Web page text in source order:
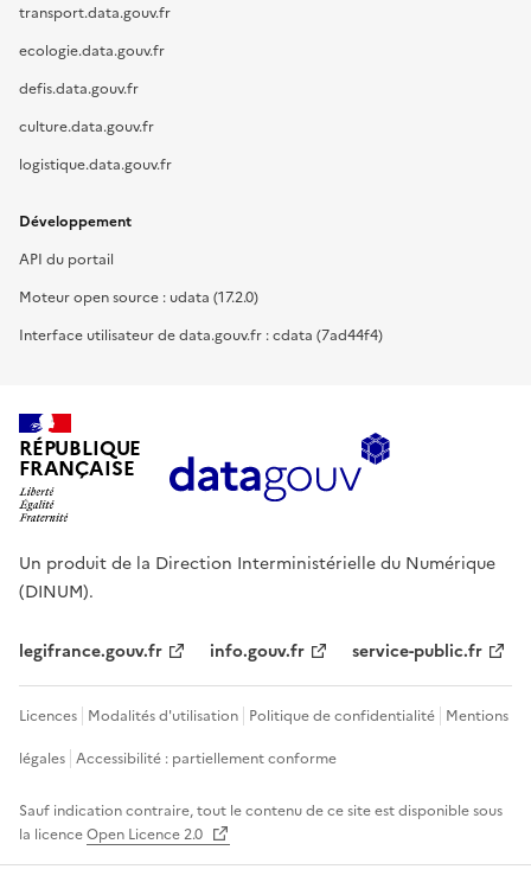
transport.data.gouv.fr
ecologie.data.gouv.fr
defis.data.gouv.fr
culture.data.gouv.fr
logistique.data.gouv.fr
Développement
API du portail
Moteur open source : udata (17.2.0)
Interface utilisateur de data.gouv.fr : cdata (7ad44f4)
RÉPUBLIQUE
FRANÇAISE
Un produit de la Direction Interministérielle du Numérique
(DINUM).
legifrance.gouv.fr info.gouv.fr service-public.fr
Licences Modalités d'utilisation Politique de confidentialité Mentions
légales Accessibilité : partiellement conforme
Sauf indication contraire, tout le contenu de ce site est disponible sous
la licenceOpen Licence 2.0